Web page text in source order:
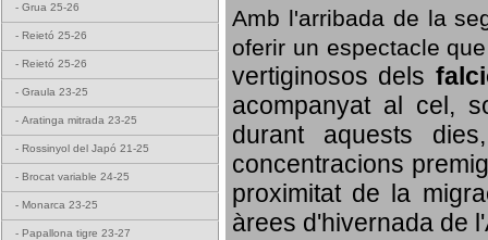
- Grua 25-26
- Reietó 25-26
- Reietó 25-26
- Graula 23-25
- Aratinga mitrada 23-25
- Rossinyol del Japó 21-25
- Brocat variable 24-25
- Monarca 23-25
- Papallona tigre 23-27
Amb l'arribada de la
oferir un espectacle
vertiginosos dels
acompanyat al cel,
durant aquests
concentracions
proximitat de la
àrees d'hivernada de